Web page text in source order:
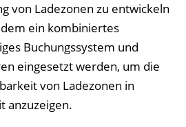
von Ladezonen zu entwickeln
ein kombiniertes
Buchungssystem und
eingesetzt werden, um die
von Ladezonen in
anzuzeigen.